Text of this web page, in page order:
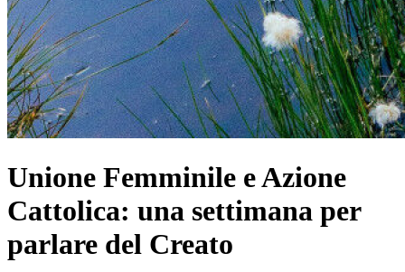
Unione Femminile e Azione
Cattolica: una settimana per
parlare del Creato